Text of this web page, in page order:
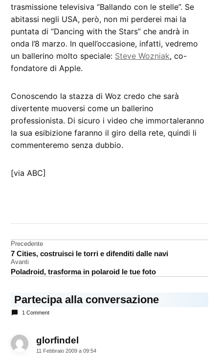
trasmissione televisiva “Ballando con le stelle”. Se
abitassi negli USA, però, non mi perderei mai la
puntata di “Dancing with the Stars” che andrà in
onda l’8 marzo. In quell’occasione, infatti, vedremo
un ballerino molto speciale: Steve Wozniak, co-
fondatore di Apple.
Conoscendo la stazza di Woz credo che sarà
divertente muoversi come un ballerino
professionista. Di sicuro i video che immortaleranno
la sua esibizione faranno il giro della rete, quindi li
commenteremo senza dubbio.
[via ABC]
Wozniak
Navigazione
articoli
Precedente
7 Cities, costruisci le torri e difenditi dalle navi
Avanti
Poladroid, trasforma in polaroid le tue foto
Partecipa alla conversazione
1 Comment
glorfindel
11 Febbraio 2009 a 09:54